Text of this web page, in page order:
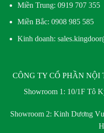
Miền Trung: 0919 707 355
Miền Bắc: 0908 985 585
Kinh doanh:
CÔNG TY CỔ PHẦN
Showroom 1: 10/1F Tô
Showroom 2: Kinh Dương